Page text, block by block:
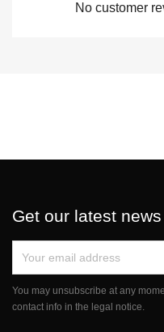
No customer
Get our latest
You may unsubscribe at any
contact info in the legal notice.